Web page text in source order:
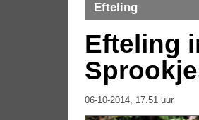
Efteling
Efteling
06-10-2014, 17.51 uur